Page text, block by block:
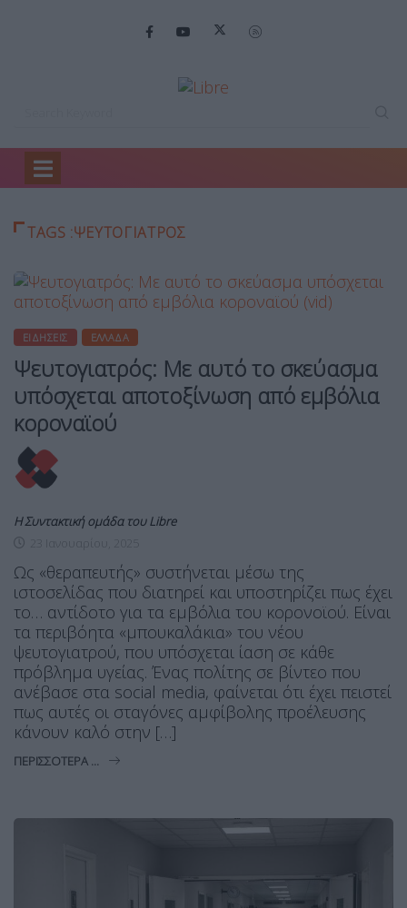
Home
TAGS :ΨΕΥΤΟΓΙΑΤΡΟΣ
ΕΙΔΉΣΕΙΣ ΕΛΛΆΔΑ
Ψευτογιατρός: Με αυτό το σκεύασμα
υπόσχεται αποτοξίνωση από εμβόλια
κοροναϊού
Η Συντακτική ομάδα του Libre
Ως «θεραπευτής» συστήνεται μέσω της
ιστοσελίδας που διατηρεί και υποστηρίζει πως έχει
το… αντίδοτο για τα εμβόλια του κορονοϊού. Είναι
τα περιβόητα «μπουκαλάκια» του νέου
ψευτογιατρού, που υπόσχεται ίαση σε κάθε
πρόβλημα υγείας. Ένας πολίτης σε βίντεο που
ανέβασε στα social media, φαίνεται ότι έχει πειστεί
πως αυτές οι σταγόνες αμφίβολης προέλευσης
κάνουν καλό στην […]
ΠΕΡΙΣΣΌΤΕΡΑ ...